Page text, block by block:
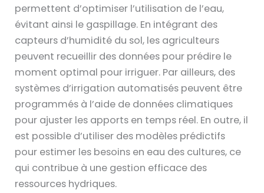
permettent d’optimiser l’utilisation de l’eau,
évitant ainsi le gaspillage. En intégrant des
capteurs d’humidité du sol, les agriculteurs
peuvent recueillir des données pour prédire le
moment optimal pour irriguer. Par ailleurs, des
systèmes d’irrigation automatisés peuvent être
programmés à l’aide de données climatiques
pour ajuster les apports en temps réel. En outre, il
est possible d’utiliser des modèles prédictifs
pour estimer les besoins en eau des cultures, ce
qui contribue à une gestion efficace des
ressources hydriques.